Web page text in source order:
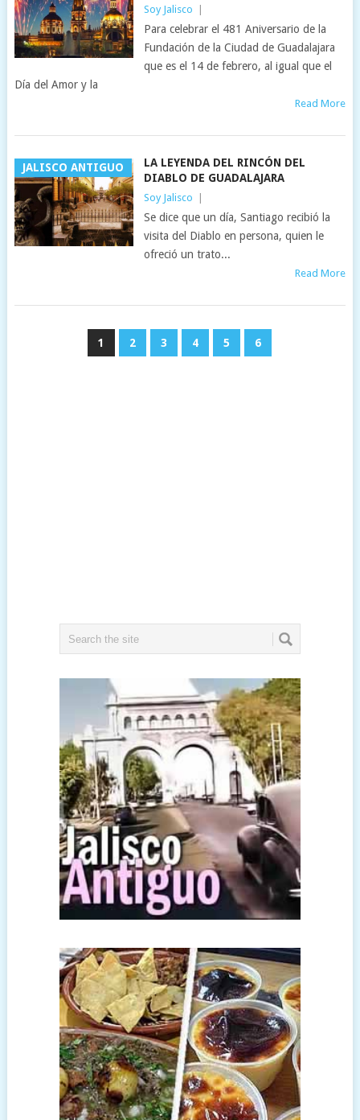
Soy Jalisco
Para celebrar el 481 Aniversario de la
Fundación de la Ciudad de Guadalajara
que es el 14 de febrero, al igual que el
Día del Amor y la
Read More
JALISCO ANTIGUO
LA LEYENDA DEL RINCÓN DEL
DIABLO DE GUADALAJARA
Soy Jalisco
Se dice que un día, Santiago recibió la
visita del Diablo en persona, quien le
ofreció un trato...
Read More
1 2 3 4 5 6